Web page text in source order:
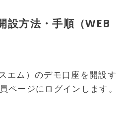
設方法・手順（WEB
エム）のデモ口座を開設す
ページにログインします。